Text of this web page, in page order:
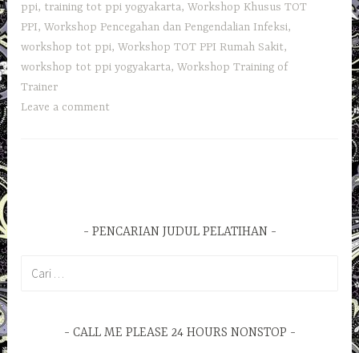
ppi, training tot ppi yogyakarta,Workshop Khusus TOT
PPI,Workshop Pencegahan dan Pengendalian Infeksi,
workshop tot ppi,Workshop TOT PPI Rumah Sakit,
workshop tot ppi yogyakarta,Workshop Training of
Trainer
Leave a comment
PENCARIAN JUDUL PELATIHAN
CALL ME PLEASE 24 HOURS NONSTOP